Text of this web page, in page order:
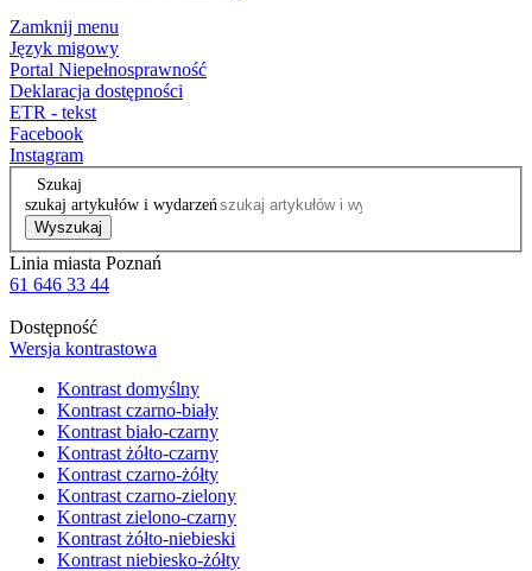
Zamknij menu
Język migowy
Portal Niepełnosprawność
Deklaracja dostępności
ETR - tekst
Facebook
Instagram
Szukaj
szukaj artykułów i wydarzeń
Wyszukaj
Linia miasta Poznań
61 646 33 44
Dostępność
Wersja kontrastowa
Kontrast domyślny
Kontrast czarno-biały
Kontrast biało-czarny
Kontrast żółto-czarny
Kontrast czarno-żółty
Kontrast czarno-zielony
Kontrast zielono-czarny
Kontrast żółto-niebieski
Kontrast niebiesko-żółty